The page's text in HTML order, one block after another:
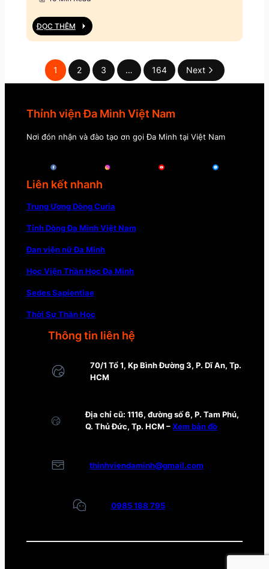
ĐỌC THÊM
1 2 3 … 164 Next
Thỉnh viện Đa Minh Việt Nam
Nơi đón nhận và đào tạo ơn gọi Đa Minh tại Việt Nam
Liên kết nhanh
Trung Ương Dòng Curia
Tỉnh Dòng Đa Minh Việt Nam
Đan viện nữ Đa Minh
Học Viện Thần Học Đa Minh
Sedes Sapientiae
Thời Sự Thần Học
Thông tin liên hệ
70/1 Tổ 1, Kp Bình Đường 3, P. Dĩ An, Tp.
HCM
Địa chỉ cũ: 1116, đường số 6, P. Tam Phú,
Q. Thủ Đức, Tp. HCM –Xem bản đồ
thinhviendaminh@gmail.com
0985 188 795